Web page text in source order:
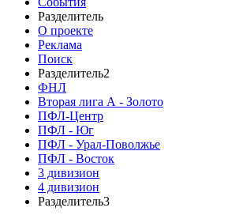
Разделитель
О проекте
Реклама
Поиск
Разделитель2
ФНЛ
Вторая лига А - Золото
ПФЛ-Центр
ПФЛ - Юг
ПФЛ - Урал-Поволжье
ПФЛ - Восток
3 дивизион
4 дивизион
Разделитель3